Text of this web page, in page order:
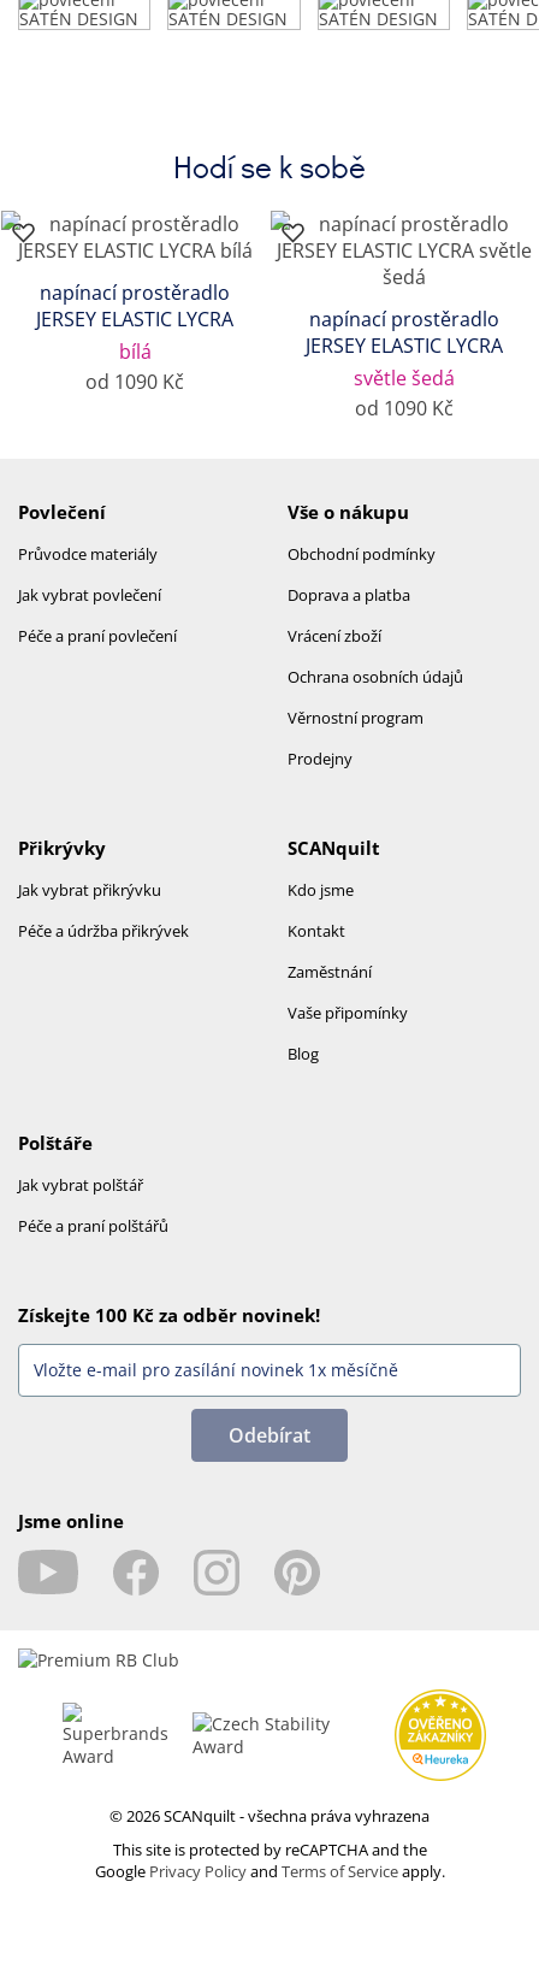
Hodí se k sobě
napínací prostěradlo
JERSEY ELASTIC LYCRA
bílá
od 1090 Kč
napínací prostěradlo
JERSEY ELASTIC LYCRA
světle šedá
od 1090 Kč
Povlečení
Průvodce materiály
Jak vybrat povlečení
Péče a praní povlečení
Vše o nákupu
Obchodní podmínky
Doprava a platba
Vrácení zboží
Ochrana osobních údajů
Věrnostní program
Prodejny
SCANquilt
Kdo jsme
Kontakt
Zaměstnání
Vaše připomínky
Blog
Přikrývky
Jak vybrat přikrývku
Péče a údržba přikrývek
Polštáře
Jak vybrat polštář
Péče a praní polštářů
Získejte 100 Kč za odběr novinek!
Odebírat
Jsme online
© 2026 SCANquilt - všechna práva vyhrazena
This site is protected by reCAPTCHA and the
Google Privacy Policyand Terms of Serviceapply.